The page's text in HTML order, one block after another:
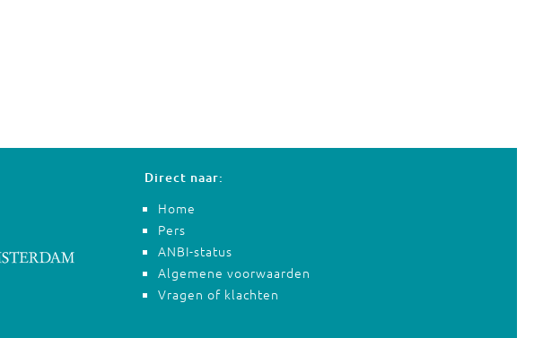
Direct naar:
Home
Pers
ANBI-status
Algemene voorwaarden
Vragen of klachten